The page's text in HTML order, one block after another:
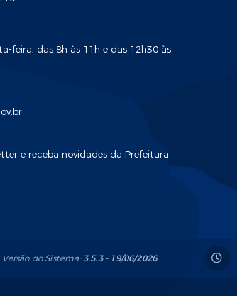
feira, das 8h às 11h e das 12h30 às
e receba novidades da Prefeitura
Versão do Sistema:3.5.3 - 19/06/2026